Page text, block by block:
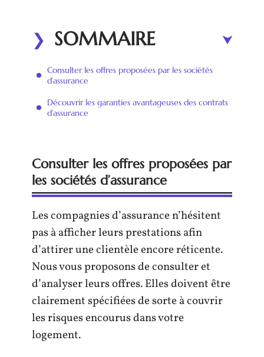
SOMMAIRE
Consulter les offres proposées par les sociétés
d’assurance
Découvrir les garanties avantageuses des contrats
d’assurance
Consulter les offres proposées par
les sociétés d’assurance
Les compagnies d’assurance n’hésitent
pas à afficher leurs prestations afin
d’attirer une clientèle encore réticente.
Nous vous proposons de consulter et
d’analyser leurs offres. Elles doivent être
clairement spécifiées de sorte à couvrir
les risques encourus dans votre
logement.